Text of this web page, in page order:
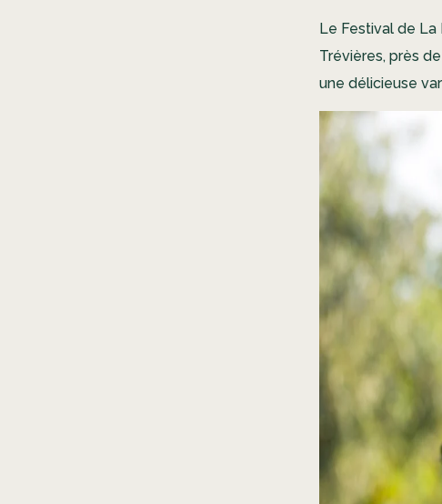
Le Festival de
Trévières, près
une délicieuse